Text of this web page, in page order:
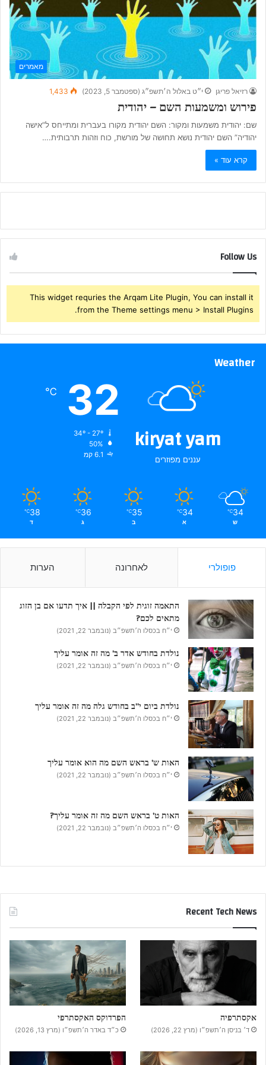
מאמרים
רזיאל פריגן י״ט באלול ה׳תשפ״ג (ספטמבר 5, 2023) 1,433
פירוש ומשמעות השם – יהודית
שם: יהודית משמעות ומקור: השם יהודית מקורו בעברית ומתייחס ל”אישה
יהודיה” השם יהודית נושא תחושה של מורשת, כוח וזהות תרבותית.…
קרא עוד »
Follow Us
This widget requries the Arqam Lite Plugin, You can install it
from the Theme settings menu > Install Plugins.
Weather
kiryat yam
עננים מפוזרים
32
℃
50%
6.1 קמ
34
℃
ש
34
℃
א
35
℃
ב
36
℃
ג
38
℃
ד
פופולרי לאחרונה הערות
התאמה זוגית לפי הקבלה || איך תדעו אם בן הזוג
מתאים לכם?
י״ח בכסלו ה׳תשפ״ב (נובמבר 22, 2021)
נולדת בחודש אדר ב’ מה זה אומר עליך
י״ח בכסלו ה׳תשפ״ב (נובמבר 22, 2021)
נולדת ביום י”ב בחודש גלה מה זה אומר עליך
י״ח בכסלו ה׳תשפ״ב (נובמבר 22, 2021)
האות ש’ בראש השם מה הוא אומר עליך
י״ח בכסלו ה׳תשפ״ב (נובמבר 22, 2021)
האות ט’ בראש השם מה זה אומר עליך?
י״ח בכסלו ה׳תשפ״ב (נובמבר 22, 2021)
Recent Tech News
אקסתרפיה
ד׳ בניסן ה׳תשפ״ו (מרץ 22, 2026)
הפרדוקס האקסתרפי
כ״ד באדר ה׳תשפ״ו (מרץ 13, 2026)